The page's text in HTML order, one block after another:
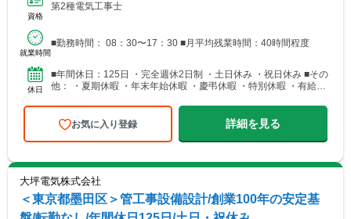
資格
第2種電気工事士
就業時間
■勤務時間： 08：30〜17：30 ■月平均残業時間：40時間程度
休日
■年間休日：125日 ・完全週休2日制 ・土日休み ・祝日休み ■その
他： ・夏期休暇 ・年末年始休暇 ・慶弔休暇 ・特別休暇 ・有給休
お気に入り登録 詳細を見る
大坪電気株式会社
＜東京都墨田区＞管工事設備設計/創業100年の安定基